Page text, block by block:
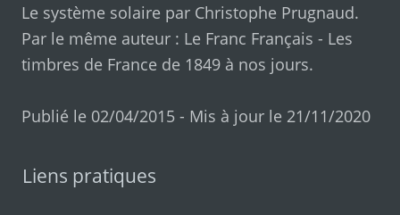
Le système solaire par Christophe Prugnaud.
Par le même auteur : Le Franc Français - Les
timbres de France de 1849 à nos jours.
Publié le 02/04/2015 - Mis à jour le 21/11/2020
Liens pratiques